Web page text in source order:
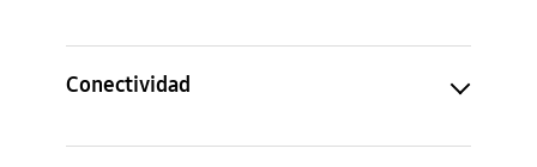
Conectividad